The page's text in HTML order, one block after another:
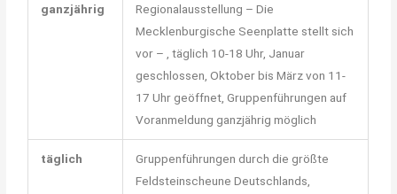
ganzjährig
Regionalausstellung – Die
Mecklenburgische Seenplatte stellt sich
vor – , täglich 10-18 Uhr, Januar
geschlossen, Oktober bis März von 11-
17 Uhr geöffnet, Gruppenführungen auf
Voranmeldung ganzjährig möglich
täglich
Gruppenführungen durch die größte
Feldsteinscheune Deutschlands,